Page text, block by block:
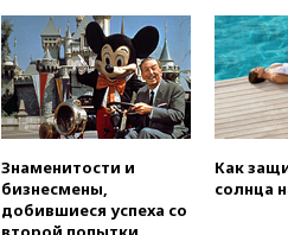
Знаменитости и
бизнесмены,
добившиеся успеха со
Как
солнца